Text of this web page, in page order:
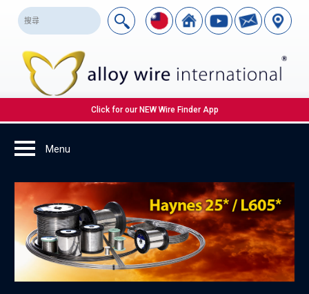
Click for our NEW Wire Finder App